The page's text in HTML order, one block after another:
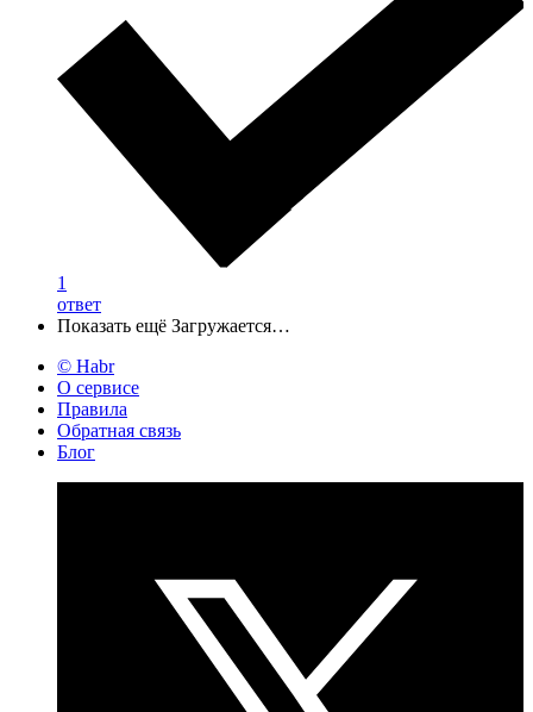
1
ответ
Показать ещё Загружается…
© Habr
О сервисе
Правила
Обратная связь
Блог